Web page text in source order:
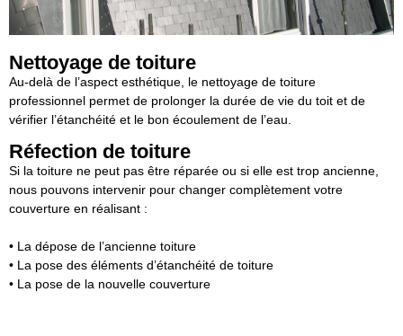
Nettoyage de toiture
Au-delà de l’aspect esthétique, le nettoyage de toiture
professionnel permet de prolonger la durée de vie du toit et de
vérifier l’étanchéité et le bon écoulement de l’eau.
Réfection de toiture
Si la toiture ne peut pas être réparée ou si elle est trop ancienne,
nous pouvons intervenir pour changer complètement votre
couverture en réalisant :
• La dépose de l’ancienne toiture
• La pose des éléments d’étanchéité de toiture
• La pose de la nouvelle couverture